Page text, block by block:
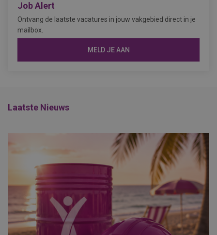
Job Alert
Ontvang de laatste vacatures in jouw vakgebied direct in je
mailbox.
MELD JE AAN
Laatste Nieuws